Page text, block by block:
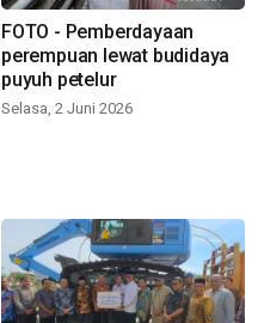
FOTO - Pemberdayaan
perempuan lewat budidaya
puyuh petelur
Selasa, 2 Juni 2026